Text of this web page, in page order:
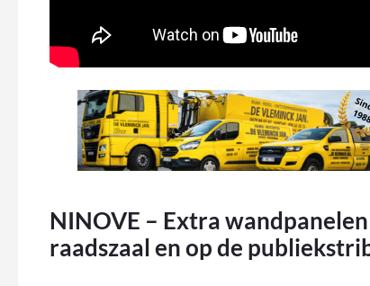
NINOVE – Extra
raadszaal en op de